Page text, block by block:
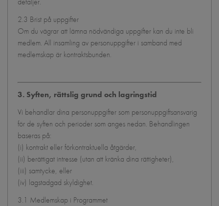
2.3 Brist på uppgifter
Om du vägrar att lämna nödvändiga uppgifter kan du inte bli
medlem. All insamling av personuppgifter i samband med
medlemskap är kontraktsbunden.
3. Syften, rättslig grund och lagringstid
Vi behandlar dina personuppgifter som personuppgiftsansvarig
för de syften och perioder som anges nedan. Behandlingen
baseras på:
(i) kontrakt eller förkontraktuella åtgärder,
(ii) berättigat intresse (utan att kränka dina rättigheter),
(iii) samtycke, eller
(iv) lagstadgad skyldighet.
3.1 Medlemskap i Programmet